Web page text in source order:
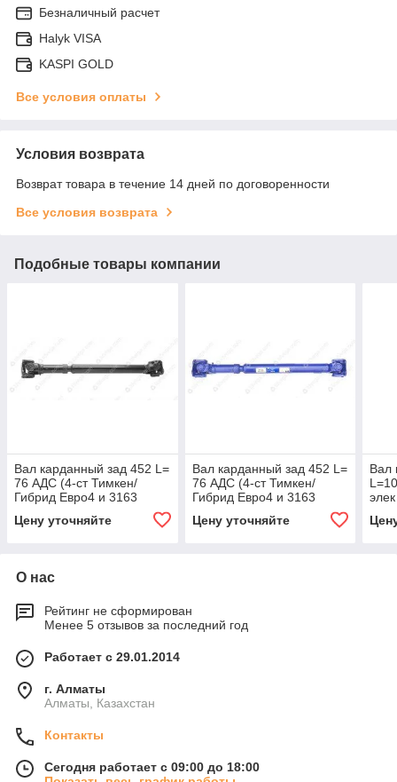
Безналичный расчет
Halyk VISA
KASPI GOLD
Все условия оплаты
Условия возврата
Возврат товара в течение 14 дней по договоренности
Все условия возврата
Подобные товары компании
Вал карданный зад 452 L=
76 АДС (4-ст Тимкен/
Гибрид Евро4 и 3163
Цену уточняйте
Вал карданный зад 452 L=
76 АДС (4-ст Тимкен/
Гибрид Евро4 и 3163
(гарантия 4 года)
Цену уточняйте
Вал
О нас
Рейтинг не сформирован
Менее 5 отзывов за последний год
Работает с 29.01.2014
г. Алматы
Алматы, Казахстан
Контакты
Сегодня работает с 09:00 до 18:00